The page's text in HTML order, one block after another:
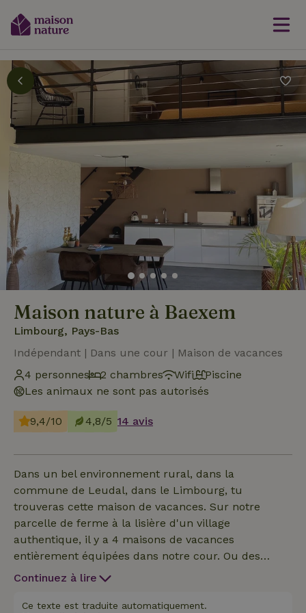
Maison nature à Baexem
Limbourg, Pays-Bas
Indépendant | Dans une cour | Maison de vacances
4 personnes
2 chambres Wifi
Piscine
Les animaux ne sont pas autorisés
9,4/10 4,8/5 14 avis
Dans un bel environnement rural, dans la
commune de Leudal, dans le Limbourg, tu
trouveras cette maison de vacances. Sur notre
parcelle de ferme à la lisière d'un village
authentique, il y a 4 maisons de vacances
entièrement équipées dans notre cour. Ou des
poulaillers, comme le raconte l'histoire. Les
ils ont une chose en commun : situés au milieu du
Continuez à lire
Ce texte est traduite automatiquement.